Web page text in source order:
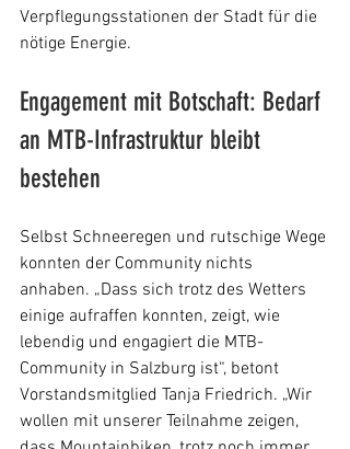
Verpflegungsstationen der Stadt für die
nötige Energie.
Engagement mit Botschaft: Bedarf
an MTB-Infrastruktur bleibt
bestehen
Selbst Schneeregen und rutschige Wege
konnten der Community nichts
anhaben. „Dass sich trotz des Wetters
einige aufraffen konnten, zeigt, wie
lebendig und engagiert die MTB-
Community in Salzburg ist“, betont
Vorstandsmitglied Tanja Friedrich. „Wir
wollen mit unserer Teilnahme zeigen,